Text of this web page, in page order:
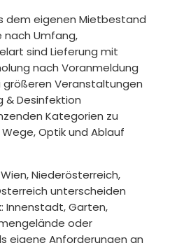
dem eigenen Mietbestand
nach Umfang,
sind Lieferung mit
nach Voranmeldung
größeren Veranstaltungen
& Desinfektion
Kategorien zu
Optik und Ablauf
Niederösterreich,
unterscheiden
Innenstadt, Garten,
oder
eigene Anforderungen an